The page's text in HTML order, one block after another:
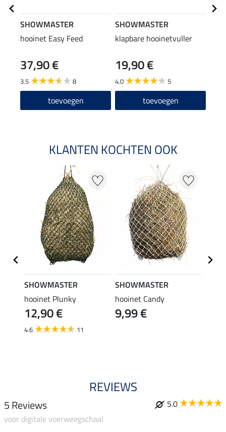
SHOWMASTER
hooinet Easy Feed
37,90 €
3.5 8
toevoegen
SHOWMASTER
klapbare hooinetvuller
19,90 €
4.0 5
toevoegen
KLANTEN KOCHTEN OOK
SHOWMASTER
hooinet Plunky
12,90 €
4.6 11
SHOWMASTER
hooinet Candy
9,99 €
REVIEWS
5 Reviews
5.0
voor digitale voerweegschaal